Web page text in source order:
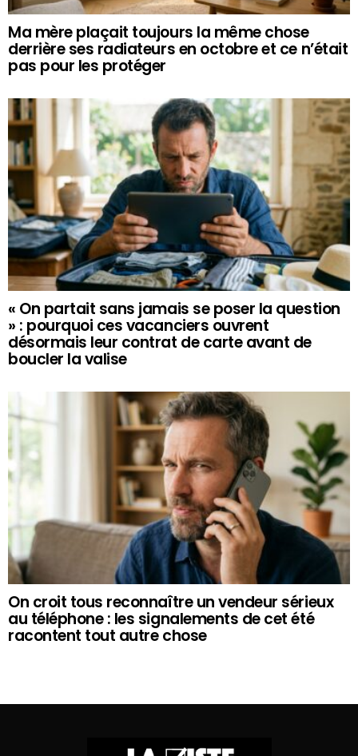
Ma mère plaçait toujours la même chose
derrière ses radiateurs en octobre et ce n’était
pas pour les protéger
« On partait sans jamais se poser la question
» : pourquoi ces vacanciers ouvrent
désormais leur contrat de carte avant de
boucler la valise
On croit tous reconnaître un vendeur sérieux
au téléphone : les signalements de cet été
racontent tout autre chose